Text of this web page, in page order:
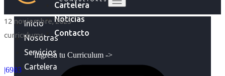
Cartelera
Noticias
Contacto
Ingresa tu Curriculum ->
Inicio
Nosotras
Servicios
Cartelera
12 noviembre, 2025
curriculums
|6983